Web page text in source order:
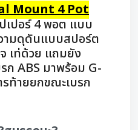
Mount 4 Pot
เปอร์ 4 พอต แบบ
ามดุดันแบบสปอร์ต
เท่ด้วย แถมยัง
ก ABS มาพร้อม G-
ท้ายยกขณะเบรก